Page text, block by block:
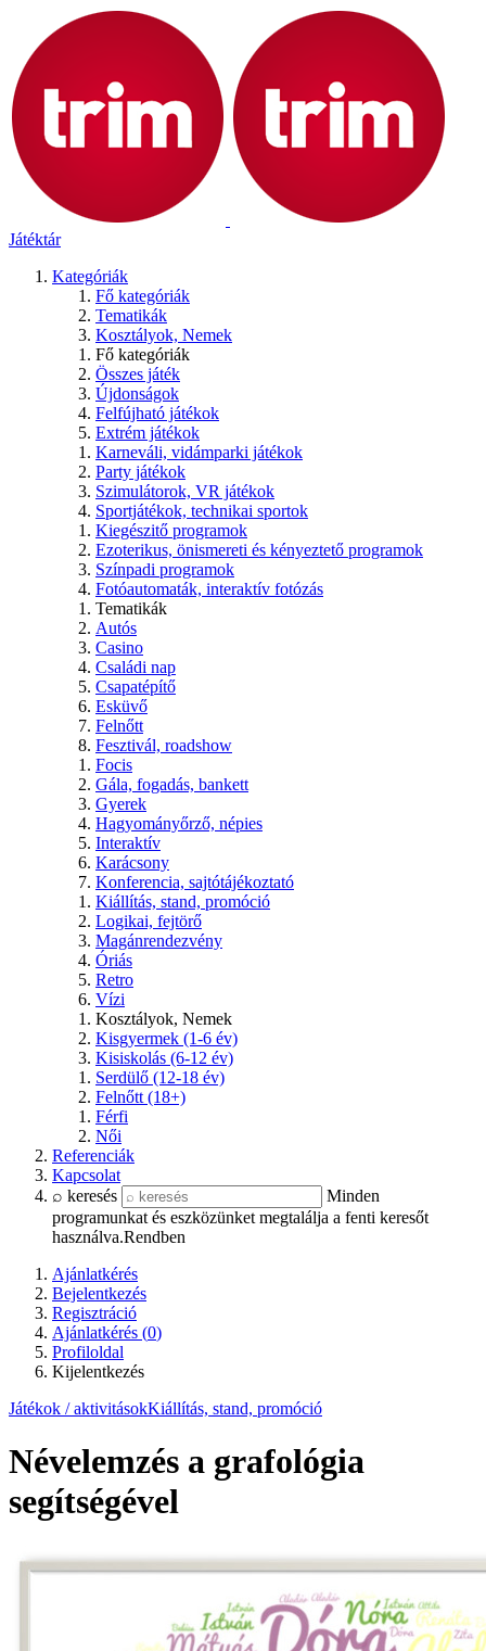
Játéktár
Kategóriák
Fő kategóriák
Tematikák
Kosztályok, Nemek
Fő kategóriák
Összes játék
Újdonságok
Felfújható játékok
Extrém játékok
Karneváli, vidámparki játékok
Party játékok
Szimulátorok, VR játékok
Sportjátékok, technikai sportok
Kiegészitő programok
Ezoterikus, önismereti és kényeztető programok
Színpadi programok
Fotóautomaták, interaktív fotózás
Tematikák
Autós
Casino
Családi nap
Csapatépítő
Esküvő
Felnőtt
Fesztivál, roadshow
Focis
Gála, fogadás, bankett
Gyerek
Hagyományőrző, népies
Interaktív
Karácsony
Konferencia, sajtótájékoztató
Kiállítás, stand, promóció
Logikai, fejtörő
Magánrendezvény
Óriás
Retro
Vízi
Kosztályok, Nemek
Kisgyermek (1-6 év)
Kisiskolás (6-12 év)
Serdülő (12-18 év)
Felnőtt (18+)
Férfi
Női
Referenciák
Kapcsolat
⌕ keresés
Minden
programunkat és eszközünket megtalálja a fenti keresőt
használva.Rendben
Ajánlatkérés
Bejelentkezés
Regisztráció
Ajánlatkérés (0)
Profiloldal
Kijelentkezés
Játékok / aktivitásokKiállítás, stand, promóció
Névelemzés a grafológia
segítségével